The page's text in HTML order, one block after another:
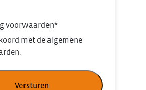
voorwaarden*
met de algemene